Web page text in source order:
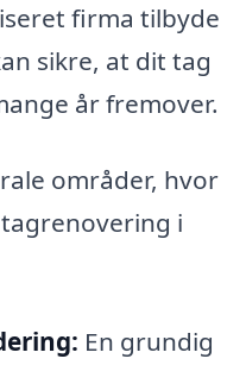
firma tilbyde
sikre, at dit tag
år fremover.
områder, hvor
i
En grundig